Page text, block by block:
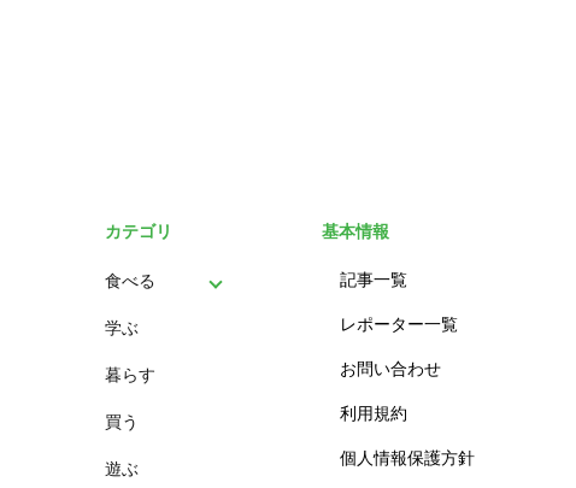
カテゴリ
食べる
パン
スイーツ
学ぶ
暮らす
買う
遊ぶ
基本情報
記事一覧
レポーター一覧
お問い合わせ
利用規約
個人情報保護方針